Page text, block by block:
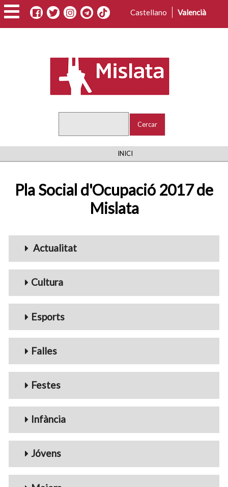
Vés
al
contingut
Castellano Valencià
FIL
INICI
Pla Social d'Ocupació 2017 de
Mislata
Menu_Videos
Actualitat
Cultura
Esports
Falles
Festes
Infància
Jóvens